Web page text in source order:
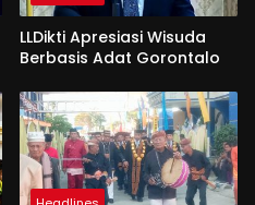
LLDikti Apresiasi Wisuda
Berbasis Adat Gorontalo